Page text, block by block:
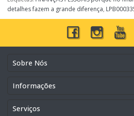
detalhes fazem a grande diferença,
Sobre Nós
Informações
Serviços